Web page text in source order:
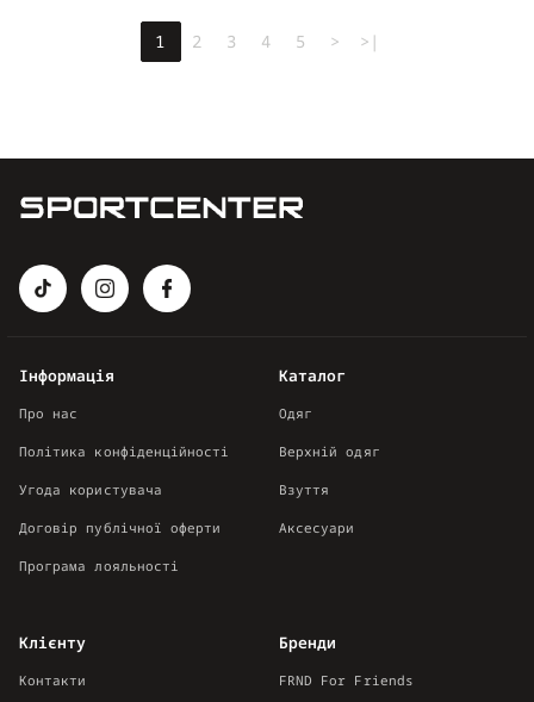
1 2 3 4 5 > >|
Каталог
Одяг
Верхній одяг
Взуття
Аксесуари
Інформація
Про нас
Політика конфіденційності
Угода користувача
Договір публічної оферти
Програма лояльності
Клієнту
Контакти
Бренди
FRND For Friends